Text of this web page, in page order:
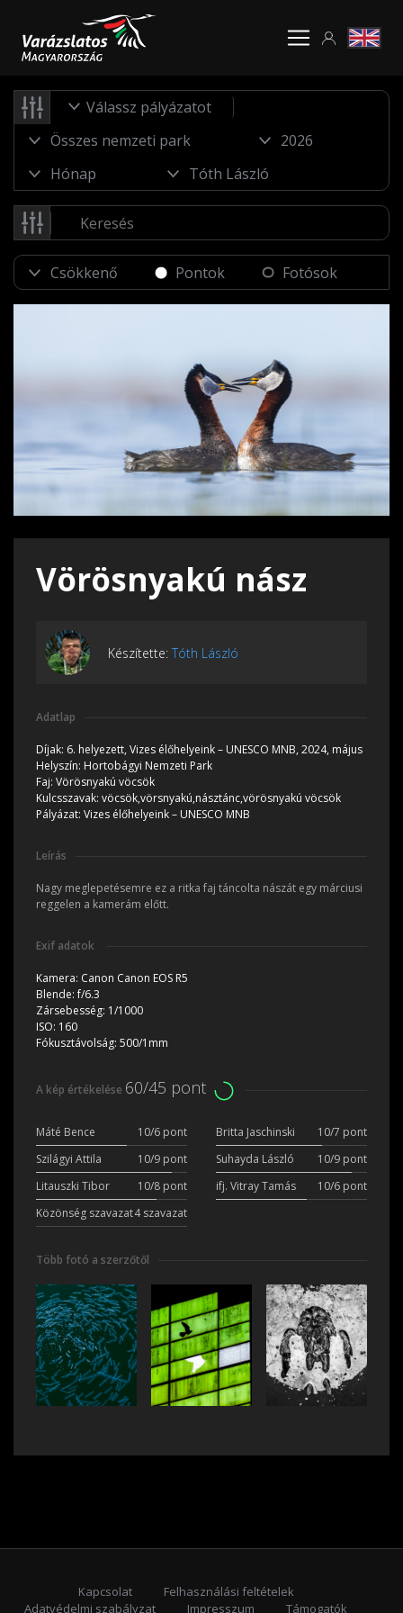
Válassz pályázatot
Pontok Fotósok
Vörösnyakú nász
Készítette: Tóth László
Adatlap
Díjak: 6. helyezett, Vizes élőhelyeink – UNESCO MNB, 2024, május
Helyszín: Hortobágyi Nemzeti Park
Faj: Vörösnyakú vöcsök
Kulcsszavak: vöcsök,vörsnyakú,násztánc,vörösnyakú vöcsök
Pályázat: Vizes élőhelyeink – UNESCO MNB
Leírás
Nagy meglepetésemre ez a ritka faj táncolta nászát egy márciusi
reggelen a kamerám előtt.
Exif adatok
Kamera: Canon Canon EOS R5
Blende:f/6.3
Zársebesség: 1/1000
ISO: 160
Fókusztávolság: 500/1mm
A kép értékelése 60/45 pont
Máté Bence 10/6 pont Britta Jaschinski
10/7 pont
Szilágyi Attila
10/9 pont Suhayda László
10/9 pont
Litauszki Tibor
10/8 pont ifj. Vitray Tamás
10/6 pont
Közönség szavazat4 szavazat
Több fotó a szerzőtől
Kapcsolat
Felhasználási feltételek
Adatvédelmi szabályzat
Impresszum Támogatók